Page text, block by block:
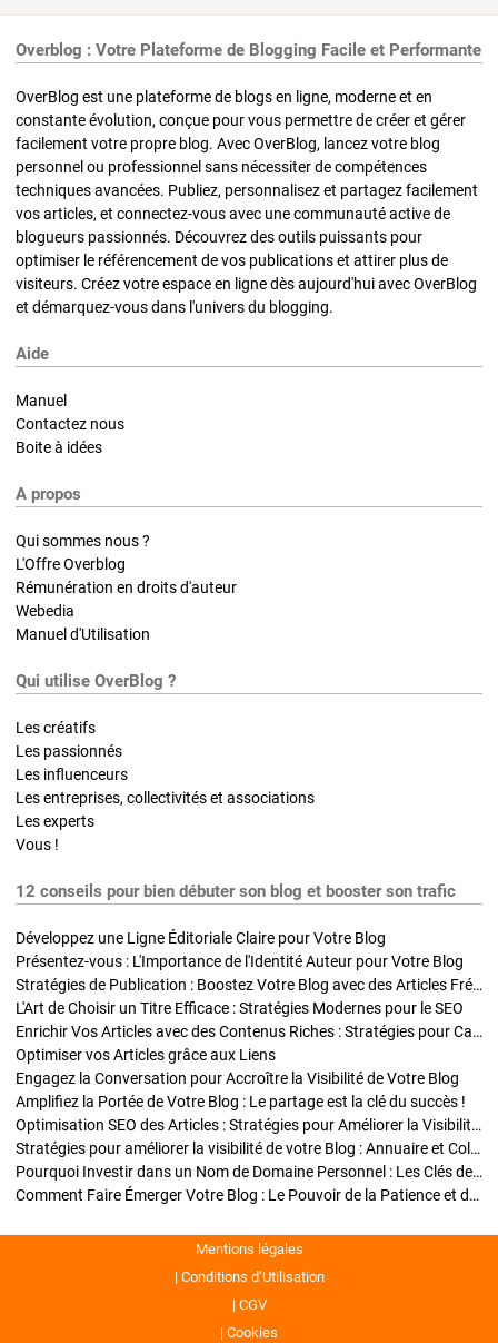
Overblog : Votre Plateforme de Blogging Facile et Performante
OverBlog est une plateforme de blogs en ligne, moderne et en
constante évolution, conçue pour vous permettre de créer et gérer
facilement votre propre blog. Avec OverBlog, lancez votre blog
personnel ou professionnel sans nécessiter de compétences
techniques avancées. Publiez, personnalisez et partagez facilement
vos articles, et connectez-vous avec une communauté active de
blogueurs passionnés. Découvrez des outils puissants pour
optimiser le référencement de vos publications et attirer plus de
visiteurs. Créez votre espace en ligne dès aujourd'hui avec OverBlog
et démarquez-vous dans l'univers du blogging.
Aide
Manuel
Contactez nous
Boite à idées
A propos
Qui sommes nous ?
L'Offre Overblog
Rémunération en droits d'auteur
Webedia
Manuel d'Utilisation
Qui utilise OverBlog ?
Les créatifs
Les passionnés
Les influenceurs
Les entreprises, collectivités et associations
Les experts
Vous !
12 conseils pour bien débuter son blog et booster son trafic
Développez une Ligne Éditoriale Claire pour Votre Blog
Présentez-vous : L'Importance de l'Identité Auteur pour Votre Blog
Stratégies de Publication : Boostez Votre Blog avec des Articles Fréquents et Exclusifs
L'Art de Choisir un Titre Efficace : Stratégies Modernes pour le SEO
Enrichir Vos Articles avec des Contenus Riches : Stratégies pour Captiver et Optimiser
Optimiser vos Articles grâce aux Liens
Engagez la Conversation pour Accroître la Visibilité de Votre Blog
Amplifiez la Portée de Votre Blog : Le partage est la clé du succès !
Optimisation SEO des Articles : Stratégies pour Améliorer la Visibilité de Votre Blog
Stratégies pour améliorer la visibilité de votre Blog : Annuaire et Collaborations
Pourquoi Investir dans un Nom de Domaine Personnel : Les Clés de la Réussite de Votre Blog
Comment Faire Émerger Votre Blog : Le Pouvoir de la Patience et de la Persévérance
Mentions légales
Conditions d’Utilisation
CGV
Cookies